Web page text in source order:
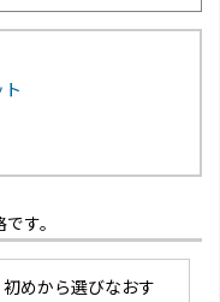
す。
初めから選びなおす